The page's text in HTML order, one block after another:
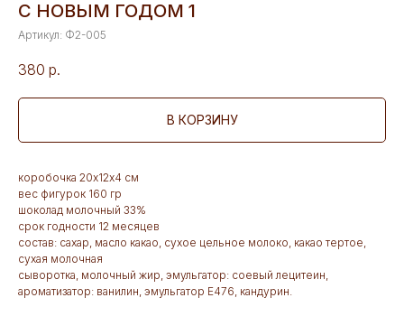
С НОВЫМ ГОДОМ 1
Артикул: Ф2-005
380 р.
В КОРЗИНУ
коробочка 20х12х4 см
вес фигурок 160 гр
шоколад молочный 33%
срок годности 12 месяцев
состав: сахар, масло какао, сухое цельное молоко, какао тертое,
сухая молочная
сыворотка, молочный жир, эмульгатор: соевый лецитеин,
ароматизатор: ванилин, эмульгатор Е476, кандурин.